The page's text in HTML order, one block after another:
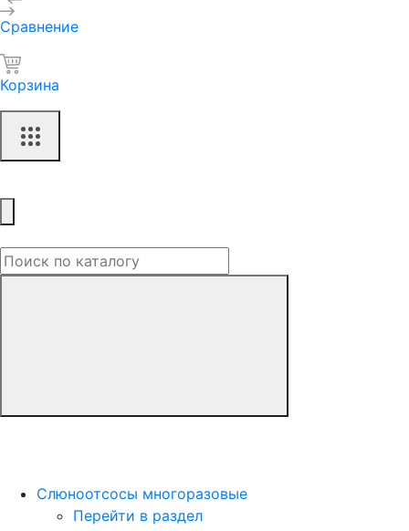
Сравнение
Корзина
Слюноотсосы многоразовые
Перейти в раздел